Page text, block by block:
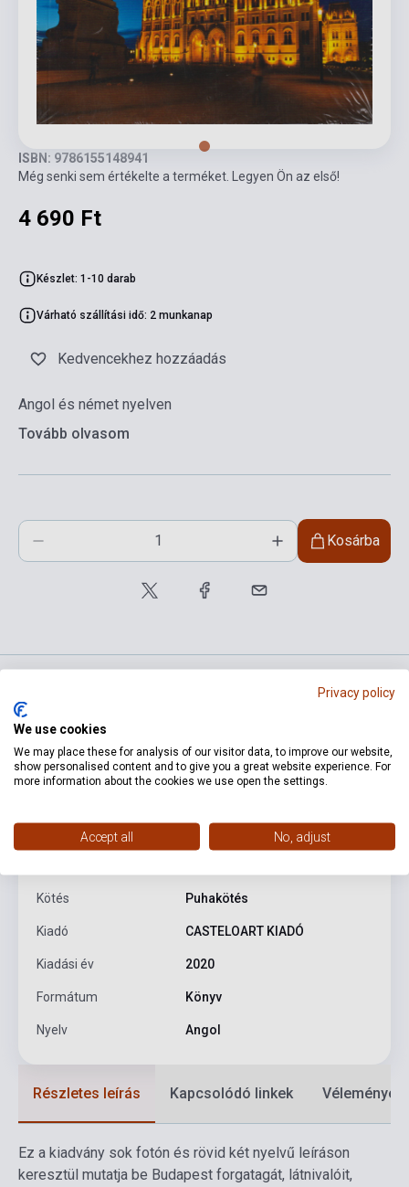
ISBN: 9786155148941
Még senki sem értékelte a terméket. Legyen Ön az első!
4 690 Ft
Készlet: 1-10 darab
Várható szállítási idő: 2 munkanap
Kedvencekhez hozzáadás
Angol és német nyelven
Tovább olvasom
Kosárba
Termékjellemzők
ISBN 9786155148941
Szerző
Kötés Puhakötés
Kiadó CASTELOART KIADÓ
Kiadási év 2020
Formátum Könyv
Nyelv Angol
Részletes leírás Kapcsolódó linkek Vélemények
Ez a kiadvány sok fotón és rövid két nyelvű leíráson
keresztül mutatja be Budapest forgatagát, látnivalóit,
Privacy policy
We use cookies
We may place these for analysis of our visitor data, to improve our website,
show personalised content and to give you a great website experience. For
more information about the cookies we use open the settings.
Accept all No, adjust